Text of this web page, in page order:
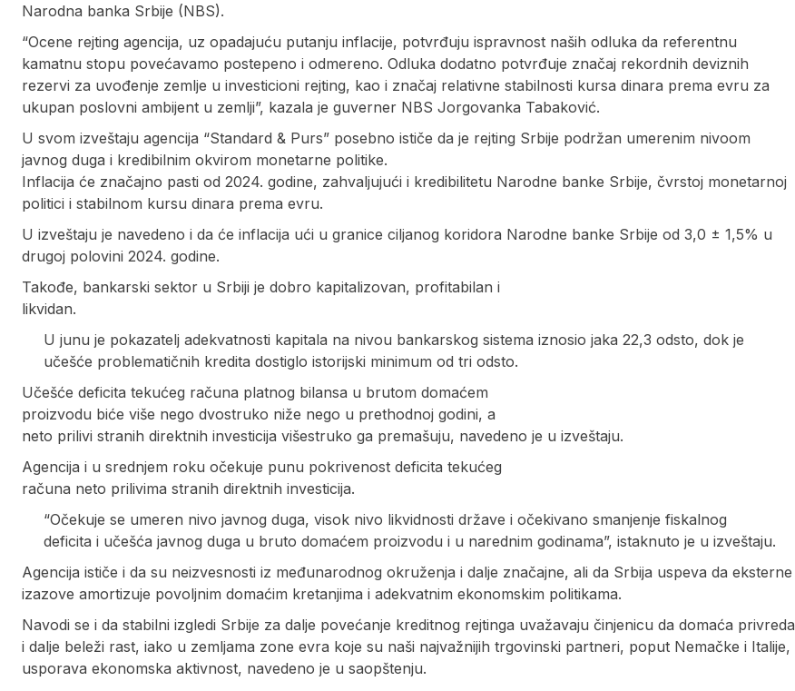
Narodna banka Srbije (NBS).
“Ocene rejting agencija, uz opadajuću putanju inflacije, potvrđuju ispravnost naših odluka da referentnu
kamatnu stopu povećavamo postepeno i odmereno. Odluka dodatno potvrđuje značaj rekordnih deviznih
rezervi za uvođenje zemlje u investicioni rejting, kao i značaj relativne stabilnosti kursa dinara prema evru za
ukupan poslovni ambijent u zemlji”, kazala je guverner NBS Jorgovanka Tabaković.
U svom izveštaju agencija “Standard & Purs” posebno ističe da je rejting Srbije podržan umerenim nivoom
javnog duga i kredibilnim okvirom monetarne politike.
Inflacija će značajno pasti od 2024. godine, zahvaljujući i kredibilitetu Narodne banke Srbije, čvrstoj monetarnoj
politici i stabilnom kursu dinara prema evru.
U izveštaju je navedeno i da će inflacija ući u granice ciljanog koridora Narodne banke Srbije od 3,0 ± 1,5% u
drugoj polovini 2024. godine.
Takođe, bankarski sektor u Srbiji je dobro kapitalizovan, profitabilan i
likvidan.
U junu je pokazatelj adekvatnosti kapitala na nivou bankarskog sistema iznosio jaka 22,3 odsto, dok je
učešće problematičnih kredita dostiglo istorijski minimum od tri odsto.
Učešće deficita tekućeg računa platnog bilansa u brutom domaćem
proizvodu biće više nego dvostruko niže nego u prethodnoj godini, a
neto prilivi stranih direktnih investicija višestruko ga premašuju, navedeno je u izveštaju.
Agencija i u srednjem roku očekuje punu pokrivenost deficita tekućeg
računa neto prilivima stranih direktnih investicija.
“Očekuje se umeren nivo javnog duga, visok nivo likvidnosti države i očekivano smanjenje fiskalnog
deficita i učešća javnog duga u bruto domaćem proizvodu i u narednim godinama”, istaknuto je u izveštaju.
Agencija ističe i da su neizvesnosti iz međunarodnog okruženja i dalje značajne, ali da Srbija uspeva da eksterne
izazove amortizuje povoljnim domaćim kretanjima i adekvatnim ekonomskim politikama.
Navodi se i da stabilni izgledi Srbije za dalje povećanje kreditnog rejtinga uvažavaju činjenicu da domaća privreda
i dalje beleži rast, iako u zemljama zone evra koje su naši najvažnijih trgovinski partneri, poput Nemačke i Italije,
usporava ekonomska aktivnost, navedeno je u saopštenju.